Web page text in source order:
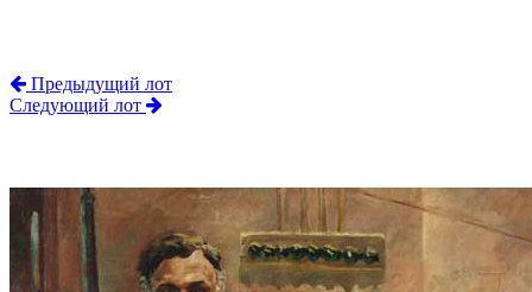
Предыдущий лот
Следующий лот